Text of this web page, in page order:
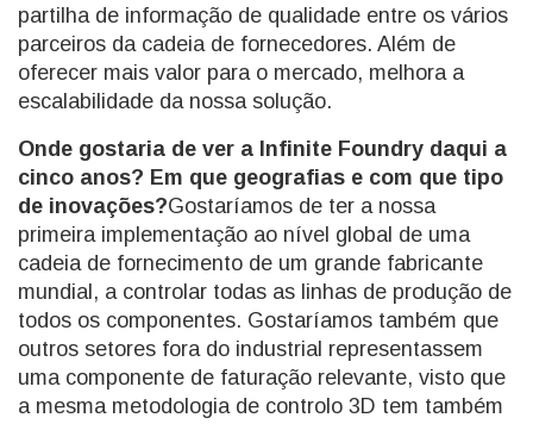
partilha de informação de qualidade entre os vários
parceiros da cadeia de fornecedores. Além de
oferecer mais valor para o mercado, melhora a
escalabilidade da nossa solução.
Onde gostaria de ver a Infinite Foundry daqui a
cinco anos? Em que geografias e com que tipo
de inovações?Gostaríamos de ter a nossa
primeira implementação ao nível global de uma
cadeia de fornecimento de um grande fabricante
mundial, a controlar todas as linhas de produção de
todos os componentes. Gostaríamos também que
outros setores fora do industrial representassem
uma componente de faturação relevante, visto que
a mesma metodologia de controlo 3D tem também